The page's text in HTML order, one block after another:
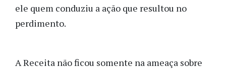
ele quem conduziu a ação que resultou no
perdimento.
A Receita não ficou somente na ameaça sobre